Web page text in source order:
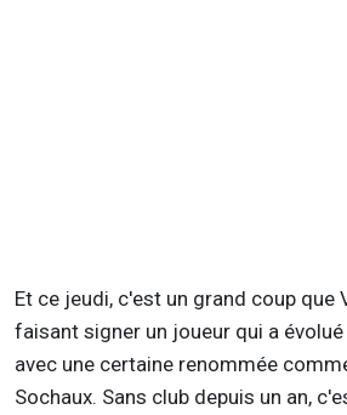
Et ce jeudi, c'est un grand coup que
faisant signer un joueur qui a
avec une certaine renommée
Sochaux. Sans club depuis un an,